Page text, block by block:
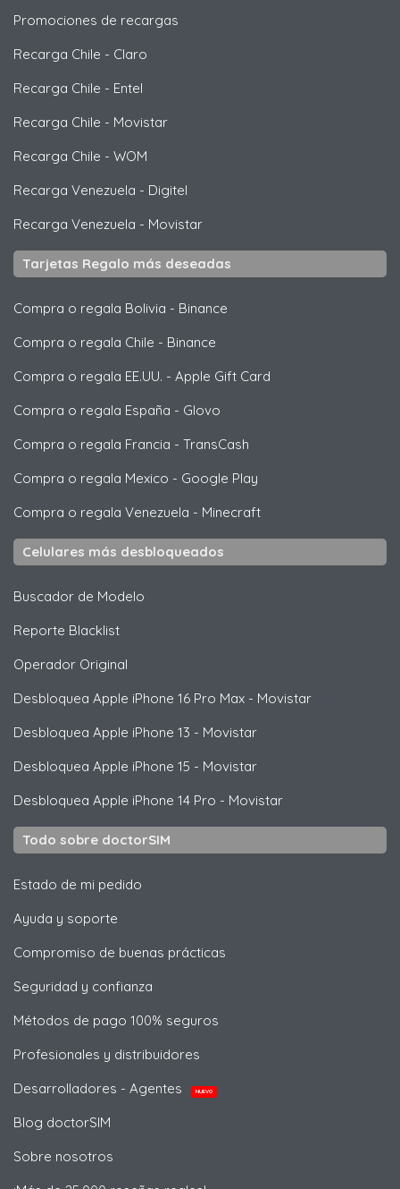
Promociones de recargas
Recarga Chile - Claro
Recarga Chile - Entel
Recarga Chile - Movistar
Recarga Chile - WOM
Recarga Venezuela - Digitel
Recarga Venezuela - Movistar
Tarjetas Regalo más deseadas
Compra o regala Bolivia - Binance
Compra o regala Chile - Binance
Compra o regala EE.UU. - Apple Gift Card
Compra o regala España - Glovo
Compra o regala Francia - TransCash
Compra o regala Mexico - Google Play
Compra o regala Venezuela - Minecraft
Celulares más desbloqueados
Buscador de Modelo
Reporte Blacklist
Operador Original
Desbloquea Apple iPhone 16 Pro Max - Movistar
Desbloquea Apple iPhone 13 - Movistar
Desbloquea Apple iPhone 15 - Movistar
Desbloquea Apple iPhone 14 Pro - Movistar
Todo sobre doctorSIM
Estado de mi pedido
Ayuda y soporte
Compromiso de buenas prácticas
Seguridad y confianza
Métodos de pago 100% seguros
Profesionales y distribuidores
Desarrolladores - Agentes
NUEVO
Blog doctorSIM
Sobre nosotros